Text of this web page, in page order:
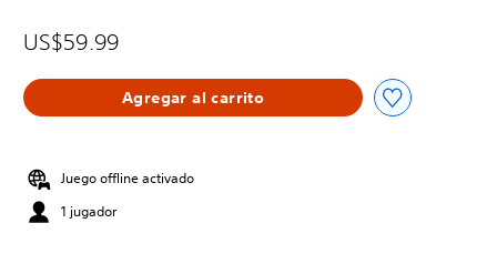
US$59.99
Agregar al carrito
Juego offline activado
1 jugador